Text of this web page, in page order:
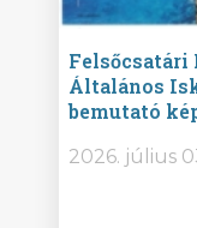
Általános
bemutató
2026. július